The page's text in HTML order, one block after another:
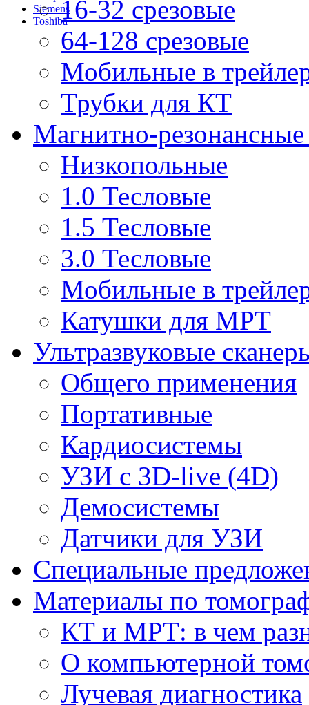
Siemens
Toshiba16-32 срезовые
64-128 срезовые
Мобильные в
Трубки для КТ
Магнитно-
Низкопольные
1.0 Тесловые
1.5 Тесловые
3.0 Тесловые
Мобильные в
Катушки для МРТ
Ультразвуковые
Общего применения
Портативные
Кардиосистемы
УЗИ с 3D-live (4D)
Демосистемы
Датчики для УЗИ
Cпециальные
Материалы по
КТ и МРТ: в чем
О компьютерной
Лучевая диагностика